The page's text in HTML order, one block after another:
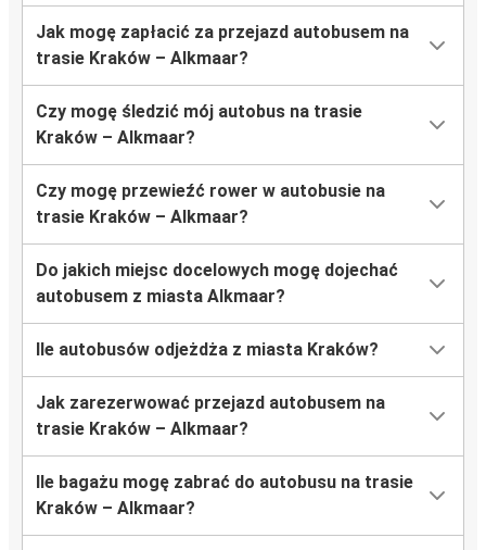
Jak mogę zapłacić za przejazd autobusem na
trasie Kraków – Alkmaar?
Czy mogę śledzić mój autobus na trasie
Kraków – Alkmaar?
Czy mogę przewieźć rower w autobusie na
trasie Kraków – Alkmaar?
Do jakich miejsc docelowych mogę dojechać
autobusem z miasta Alkmaar?
Ile autobusów odjeżdża z miasta Kraków?
Jak zarezerwować przejazd autobusem na
trasie Kraków – Alkmaar?
Ile bagażu mogę zabrać do autobusu na trasie
Kraków – Alkmaar?